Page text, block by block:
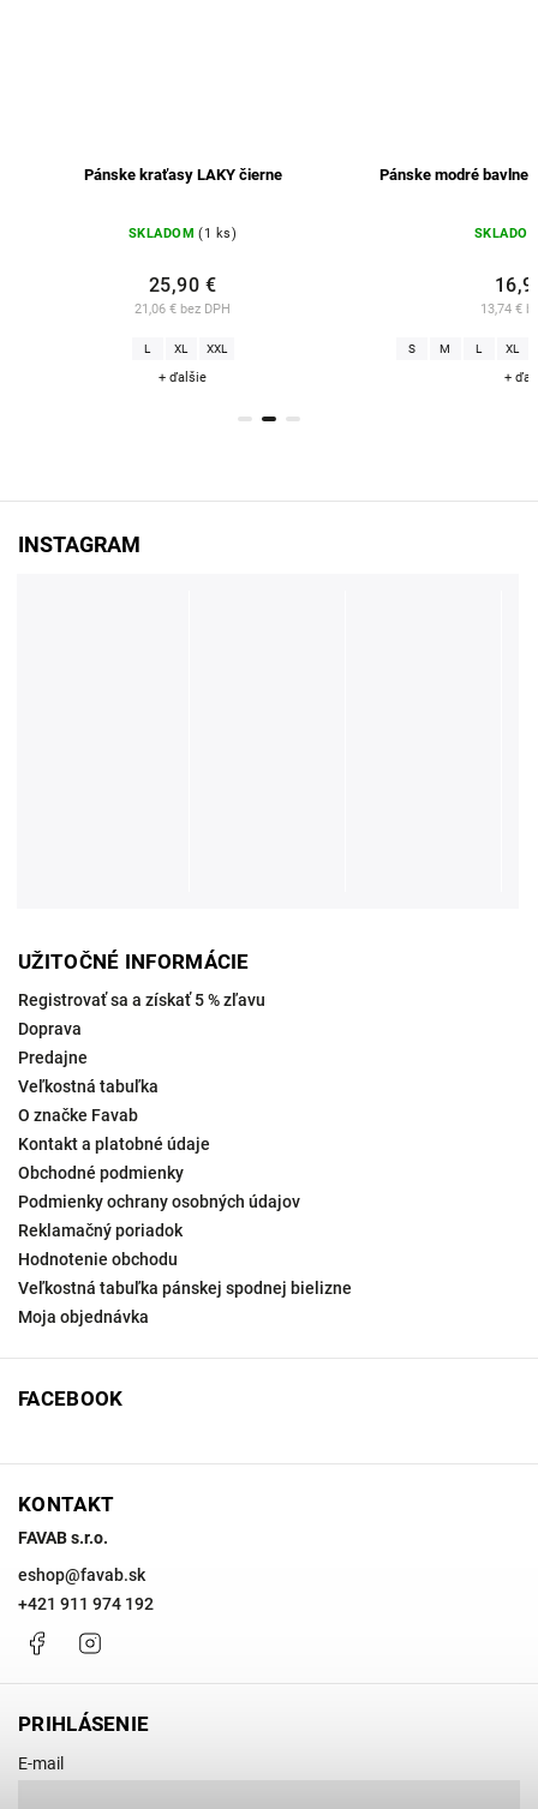
Pánske kraťasy LAKY čierne
SKLADOM (1 ks)
21,06 € bez DPH
25,90 €
L XL XXL
+ ďalšie
Pánske modré
13,74 €
S M L XL
+
UŽITOČNÉ INFORMÁCIE
Registrovať sa a získať 5 % zľavu
Doprava
Predajne
Veľkostná tabuľka
O značke Favab
Kontakt a platobné údaje
Obchodné podmienky
Podmienky ochrany osobných údajov
Reklamačný poriadok
Hodnotenie obchodu
Veľkostná tabuľka pánskej spodnej bielizne
Moja objednávka
FACEBOOK
KONTAKT
FAVAB s.r.o.
eshop@favab.sk
+421 911 974 192
Facebook
PRIHLÁSENIE
E-mail
INSTAGRAM